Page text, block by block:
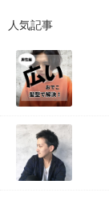
人気記事